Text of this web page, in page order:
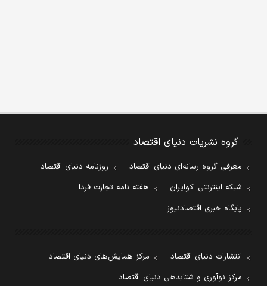
گروه نشریات دنیای اقتصاد
معرفی گروه رسانه‌ای دنیای اقتصاد
روزنامه دنیای اقتصاد
شبکه اینترنتی اکوایران
هفته نامه تجارت فردا
پایگاه خبری اقتصادنیوز
انتشارات دنیای اقتصاد
مرکز همایش‌های دنیای اقتصاد
مرکز نوآوری و شتابدهی دنیای اقتصاد